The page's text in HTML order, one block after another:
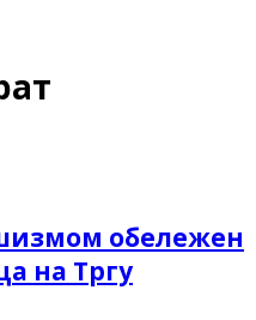
обележен
на Тргу